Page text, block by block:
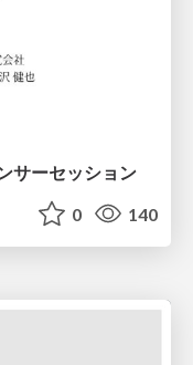
サーセッション
0 140